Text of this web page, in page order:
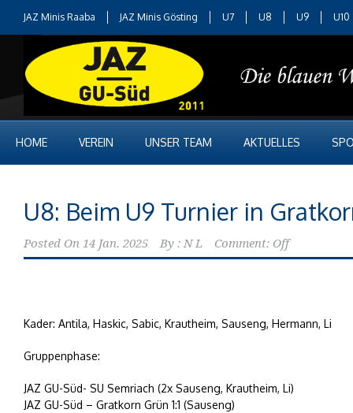
JAZ Minis Raaba JAZ Minis Gösting U7 U8 U9 U10
HOME VEREIN UNSER TEAM AKTUELLES
U8: Beim U9 Turnier in
Posted On 14 Jan. 2025 By : N L Comment: Off
Kader: Antila, Haskic, Sabic, Krautheim, Sauseng, Hermann, Li
Gruppenphase:
JAZ GU-Süd- SU Semriach (2x Sauseng, Krautheim, Li)
JAZ GU-Süd – Gratkorn Grün 1:1 (Sauseng)